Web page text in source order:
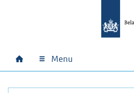
Hoofdnavigatie
Home Menu